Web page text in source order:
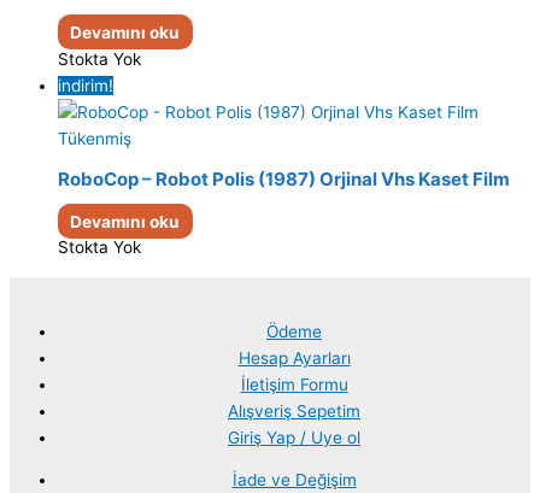
Devamını oku
Stokta Yok
indirim!
Tükenmiş
RoboCop – Robot Polis (1987) Orjinal Vhs Kaset Film
Devamını oku
Stokta Yok
Ödeme
Hesap Ayarları
İletişim Formu
Alışveriş Sepetim
Giriş Yap / Uye ol
İade ve Değişim